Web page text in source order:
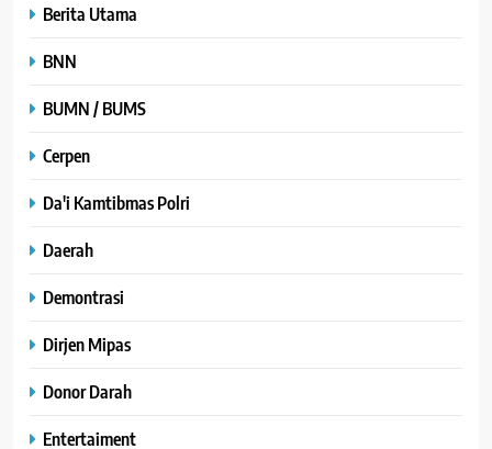
Berita Utama
BNN
BUMN / BUMS
Cerpen
Da'i Kamtibmas Polri
Daerah
Demontrasi
Dirjen Mipas
Donor Darah
Entertaiment